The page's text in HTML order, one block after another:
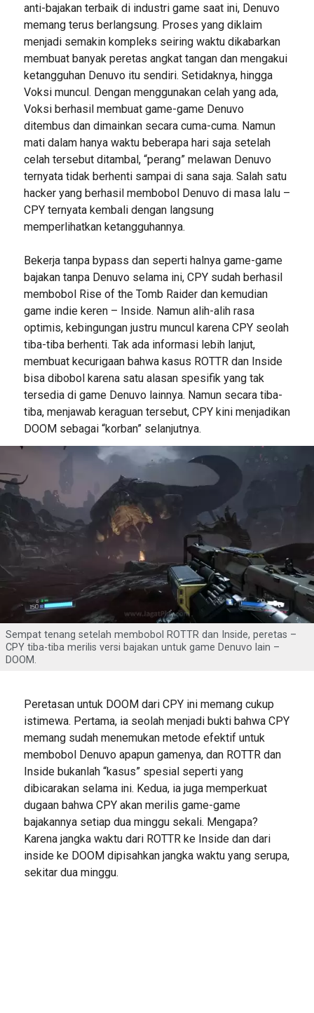
anti-bajakan terbaik di industri game saat ini, Denuvo
memang terus berlangsung. Proses yang diklaim
menjadi semakin kompleks seiring waktu dikabarkan
membuat banyak peretas angkat tangan dan mengakui
ketangguhan Denuvo itu sendiri. Setidaknya, hingga
Voksi muncul. Dengan menggunakan celah yang ada,
Voksi berhasil membuat game-game Denuvo
ditembus dan dimainkan secara cuma-cuma. Namun
mati dalam hanya waktu beberapa hari saja setelah
celah tersebut ditambal, “perang” melawan Denuvo
ternyata tidak berhenti sampai di sana saja. Salah satu
hacker yang berhasil membobol Denuvo di masa lalu –
CPY ternyata kembali dengan langsung
memperlihatkan ketangguhannya.
Bekerja tanpa bypass dan seperti halnya game-game
bajakan tanpa Denuvo selama ini, CPY sudah berhasil
membobol Rise of the Tomb Raider dan kemudian
game indie keren – Inside. Namun alih-alih rasa
optimis, kebingungan justru muncul karena CPY seolah
tiba-tiba berhenti. Tak ada informasi lebih lanjut,
membuat kecurigaan bahwa kasus ROTTR dan Inside
bisa dibobol karena satu alasan spesifik yang tak
tersedia di game Denuvo lainnya. Namun secara tiba-
tiba, menjawab keraguan tersebut, CPY kini menjadikan
DOOM sebagai “korban” selanjutnya.
Sempat tenang setelah membobol ROTTR dan Inside, peretas –
CPY tiba-tiba merilis versi bajakan untuk game Denuvo lain –
DOOM.
Peretasan untuk DOOM dari CPY ini memang cukup
istimewa. Pertama, ia seolah menjadi bukti bahwa CPY
memang sudah menemukan metode efektif untuk
membobol Denuvo apapun gamenya, dan ROTTR dan
Inside bukanlah “kasus” spesial seperti yang
dibicarakan selama ini. Kedua, ia juga memperkuat
dugaan bahwa CPY akan merilis game-game
bajakannya setiap dua minggu sekali. Mengapa?
Karena jangka waktu dari ROTTR ke Inside dan dari
inside ke DOOM dipisahkan jangka waktu yang serupa,
sekitar dua minggu.